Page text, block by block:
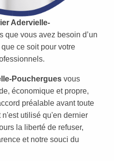
Adervielle-
que vous avez besoin d’un
ce soit pour votre
Pouchergues vous
économique et propre,
préalable avant toute
utilisé qu'en dernier
la liberté de refuser,
et notre souci du